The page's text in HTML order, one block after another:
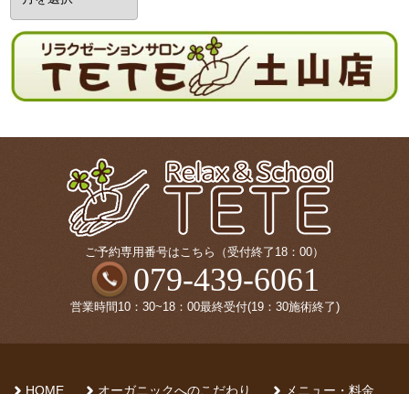
イ
ご予約専用番号はこちら（受付終了18：00）
079-439-6061
営業時間10：30~18：00最終受付(19：30施術終了)
HOME オーガニックへのこだわり メニュー・料金